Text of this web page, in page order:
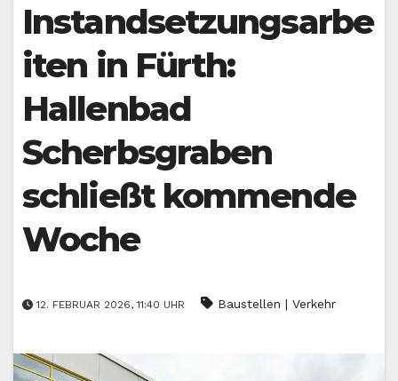
Instandsetzungsarbe
iten in Fürth:
Hallenbad
Scherbsgraben
schließt kommende
Woche
12. FEBRUAR 2026, 11:40 UHR Baustellen | Verkehr